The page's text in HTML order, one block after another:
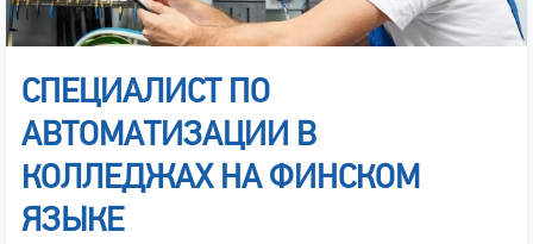
СПЕЦИАЛИСТ ПО
АВТОМАТИЗАЦИИ В
КОЛЛЕДЖАХ НА ФИНСКОМ
ЯЗЫКЕ